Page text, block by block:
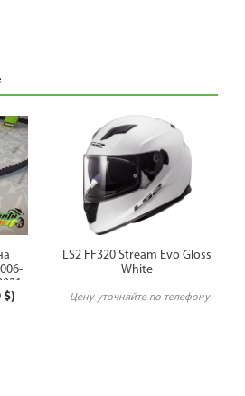
$)
LS2 FF320 Stream Evo Gloss
White
Цену уточняйте по телефону